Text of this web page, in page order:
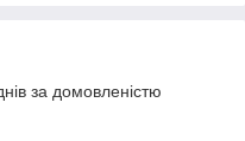
за домовленістю